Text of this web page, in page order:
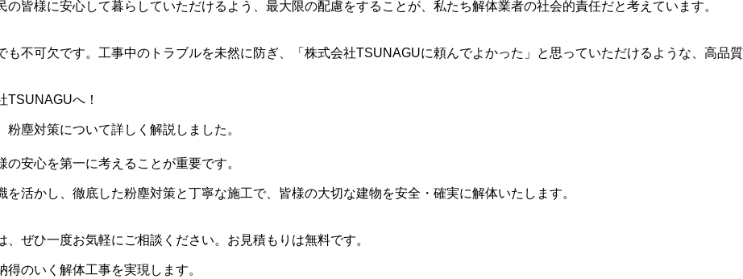
皆様に安心して暮らしていただけるよう、最大限の配慮をすることが、私たち解体業者の社会的責任だと考えています。
不可欠です。工事中のトラブルを未然に防ぎ、「株式会社TSUNAGUに頼んでよかった」と思っていただけるような、高品質
TSUNAGUへ！
塵対策について詳しく解説しました。
安心を第一に考えることが重要です。
活かし、徹底した粉塵対策と丁寧な施工で、皆様の大切な建物を安全・確実に解体いたします。
ぜひ一度お気軽にご相談ください。お見積もりは無料です。
のいく解体工事を実現します。